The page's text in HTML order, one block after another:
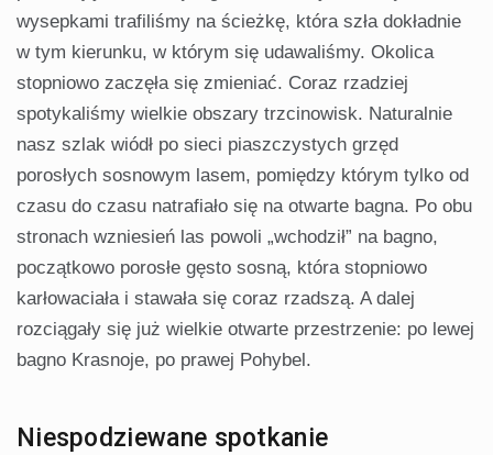
wysepkami trafiliśmy na ścieżkę, która szła dokładnie
w tym kierunku, w którym się udawa­liśmy. Okolica
stopniowo zaczęła się zmieniać. Coraz rza­dziej
spotykaliśmy wielkie obszary trzcinowisk. Naturalnie
nasz szlak wiódł po sieci piaszczystych grzęd
porosłych so­snowym lasem, pomiędzy którym tylko od
czasu do czasu natrafiało się na otwarte bagna. Po obu
stronach wzniesień las powoli „wchodził” na bagno,
początkowo porosłe gęsto sosną, która stopniowo
karłowaciała i stawała się coraz rzad­szą. A dalej
rozciągały się już wielkie otwarte przestrzenie: po lewej
bagno Krasnoje, po prawej Pohybel.
Niespodziewane spotkanie